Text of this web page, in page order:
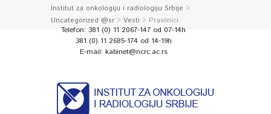
Institut za onkologiju i radiologiju Srbije >
Uncategorized @sr > Vesti > Pravilnici
Telefon: 381 (0) 11 2067-147 od 07-14h
381 (0) 11 2685-174 od 14-19h
E-mail: kabinet@ncrc.ac.rs